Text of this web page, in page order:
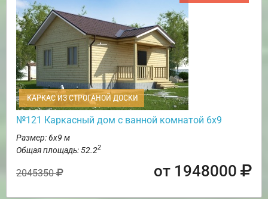
КАРКАС ИЗ СТРОГАНОЙ ДОСКИ
№121 Каркасный дом с ванной комнатой 6х9
Размер: 6х9 м
Общая площадь: 52.22
2045350 от 1948000